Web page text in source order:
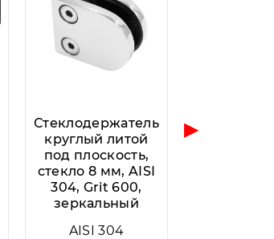
Стеклодержатель
круглый литой
под плоскость,
стекло 8 мм, AISI
304, Grit 600,
зеркальный
AISI 304
▶